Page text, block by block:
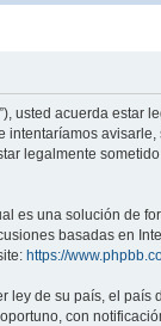
usted acuerda estar
intentaríamos
legalmente
es una solución de
basadas en
https://
ley de su país, el país
con